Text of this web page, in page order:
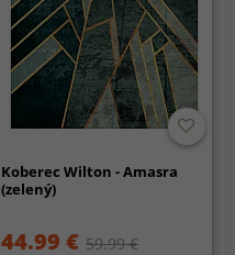
Koberec Wilton - Amasra
(zelený)
44.99 € 59.99 €